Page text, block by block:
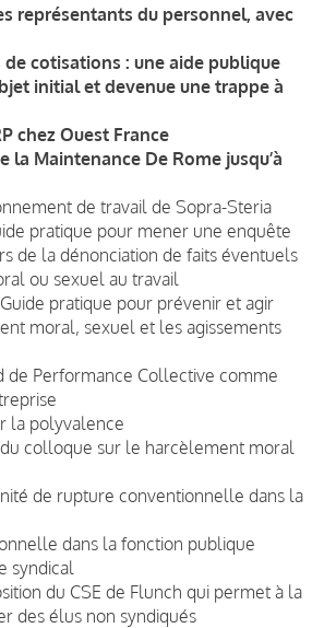
représentants du personnel, avec
cotisations : une aide publique
initial et devenue une trappe à
chez Ouest France
la Maintenance De Rome jusqu’à
de travail de Sopra-Steria
pratique pour mener une enquête
de la dénonciation de faits éventuels
ou sexuel au travail
pratique pour prévenir et agir
moral, sexuel et les agissements
de Performance Collective comme
la polyvalence
colloque sur le harcèlement moral
de rupture conventionnelle dans la
dans la fonction publique
syndical
du CSE de Flunch qui permet à la
des élus non syndiqués